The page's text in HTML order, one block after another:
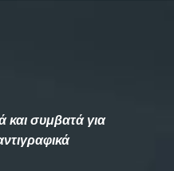
συμβατά για